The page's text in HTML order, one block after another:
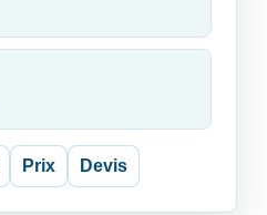
Prix Devis